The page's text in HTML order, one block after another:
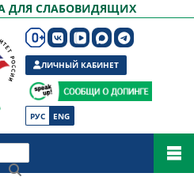
ДЛЯ СЛАБОВИДЯЩИХ
РУС ENG
ЛИЧНЫЙ КАБИНЕТ